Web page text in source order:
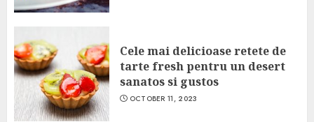
Cele mai delicioase retete de
tarte fresh pentru un desert
sanatos si gustos
OCTOBER 11, 2023